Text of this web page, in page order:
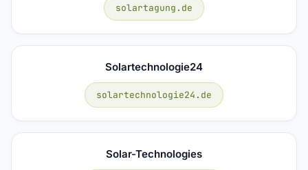
solartagung.de
Solartechnologie24
solartechnologie24.de
Solar-Technologies